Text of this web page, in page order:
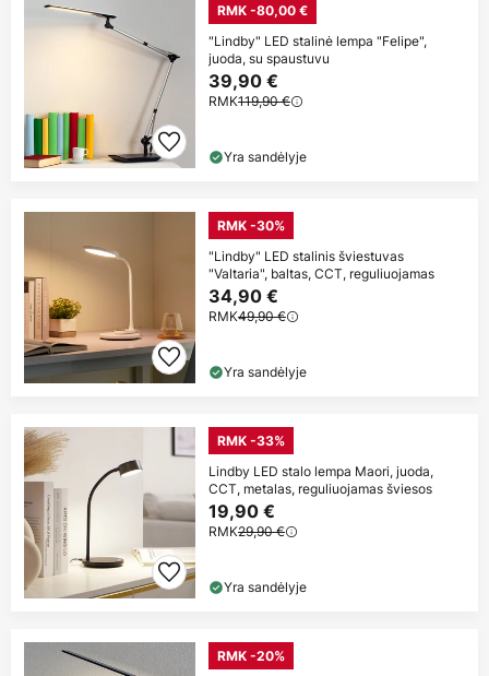
RMK -80,00 €
"Lindby" LED stalinė lempa "Felipe",
juoda, su spaustuvu
39,90 €
RMK119,90 €
Yra sandėlyje
RMK -30%
"Lindby" LED stalinis šviestuvas
"Valtaria", baltas, CCT, reguliuojamas
34,90 €
RMK49,90 €
Yra sandėlyje
RMK -33%
Lindby LED stalo lempa Maori, juoda,
CCT, metalas, reguliuojamas šviesos
19,90 €
RMK29,90 €
Yra sandėlyje
RMK -20%